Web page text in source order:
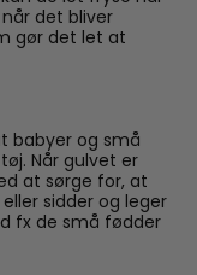
det bliver
gør det let at
babyer og små
Når gulvet er
at sørge for, at
sidder og leger
fx de små fødder